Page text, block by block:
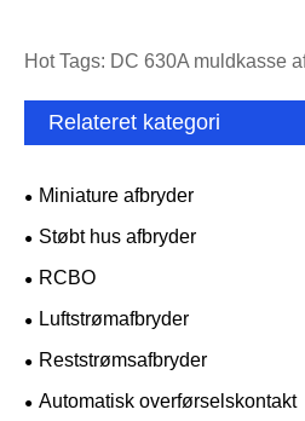
Hot Tags: DC 630A muldkasse
Relateret kategori
Miniature afbryder
Støbt hus afbryder
RCBO
Luftstrømafbryder
Reststrømsafbryder
Automatisk overførselskontakt